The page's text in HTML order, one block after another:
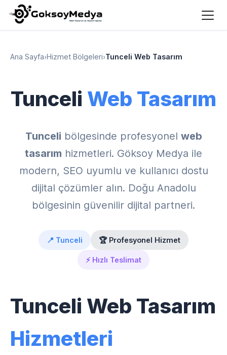
Ana Sayfa›Hizmet Bölgeleri›Tunceli Web Tasarım
Tunceli Web Tasarım
Tunceli bölgesinde profesyonel web
tasarım hizmetleri. Göksoy Medya ile
modern, SEO uyumlu ve kullanıcı dostu
dijital çözümler alın. Doğu Anadolu
bölgesinin güvenilir dijital partneri.
📍 Tunceli 🏆 Profesyonel Hizmet
⚡ Hızlı Teslimat
Tunceli Web Tasarım
Hizmetleri